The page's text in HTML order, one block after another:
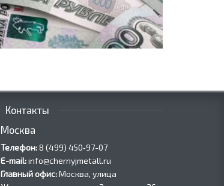
Контакты
Москва
Телефон:8 (499) 450‑97-07
E-mail:info@chernyjmetall.ru
Главный офис:Москва, улица